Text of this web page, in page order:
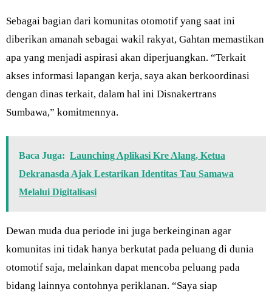
Sebagai bagian dari komunitas otomotif yang saat ini
diberikan amanah sebagai wakil rakyat, Gahtan memastikan
apa yang menjadi aspirasi akan diperjuangkan. “Terkait
akses informasi lapangan kerja, saya akan berkoordinasi
dengan dinas terkait, dalam hal ini Disnakertrans
Sumbawa,” komitmennya.
Baca Juga: Launching Aplikasi Kre Alang, Ketua
Dekranasda Ajak Lestarikan Identitas Tau Samawa
Melalui Digitalisasi
Dewan muda dua periode ini juga berkeinginan agar
komunitas ini tidak hanya berkutat pada peluang di dunia
otomotif saja, melainkan dapat mencoba peluang pada
bidang lainnya contohnya periklanan. “Saya siap